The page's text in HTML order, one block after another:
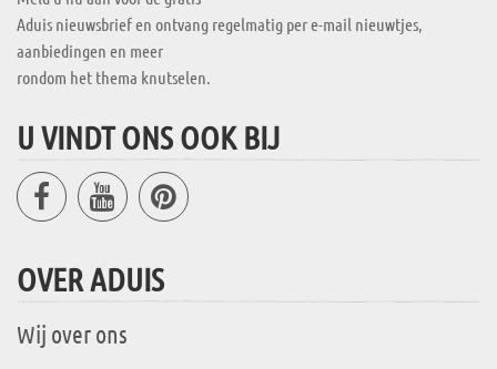
Aduis nieuwsbrief en ontvang regelmatig per e-mail nieuwtjes,
aanbiedingen en meer
rondom het thema knutselen.
U VINDT ONS OOK BIJ
OVER ADUIS
Wij over ons